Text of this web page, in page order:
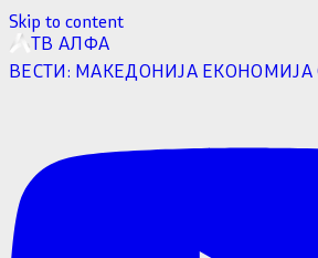
Skip to content
ТВ АЛФА
ВЕСТИ: МАКЕДОНИЈА ЕКОНОМИЈА